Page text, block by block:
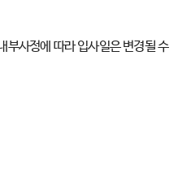
사정에 따라 입사일은 변경될 수